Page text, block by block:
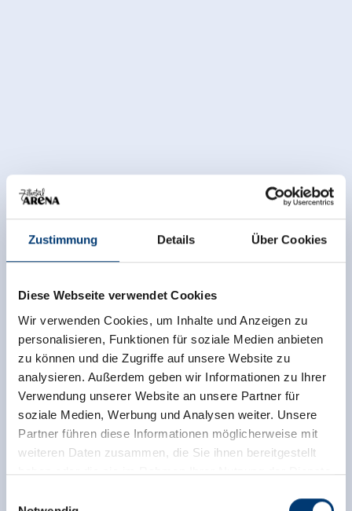
Zustimmung Details Über Cookies
Diese Webseite verwendet Cookies
Wir verwenden Cookies, um Inhalte und Anzeigen zu
personalisieren, Funktionen für soziale Medien anbieten
zu können und die Zugriffe auf unsere Website zu
analysieren. Außerdem geben wir Informationen zu Ihrer
Verwendung unserer Website an unsere Partner für
soziale Medien, Werbung und Analysen weiter. Unsere
Partner führen diese Informationen möglicherweise mit
weiteren Daten zusammen, die Sie ihnen bereitgestellt
haben oder die sie im Rahmen Ihrer Nutzung der Dienste